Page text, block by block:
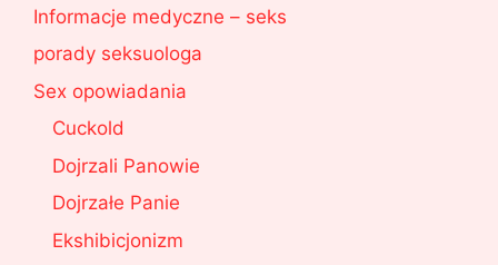
Informacje medyczne – seks
porady seksuologa
Sex opowiadania
Cuckold
Dojrzali Panowie
Dojrzałe Panie
Ekshibicjonizm